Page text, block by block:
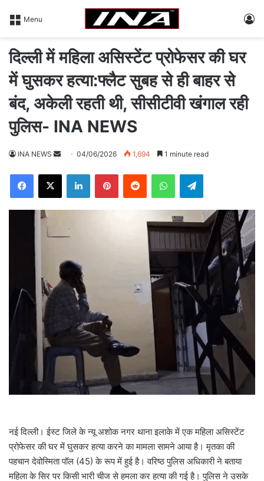
Menu
दिल्ली में महिला असिस्टेंट प्रोफेसर की घर
में घुसकर हत्या:फ्लैट सुबह से ही बाहर से
बंद, अकेली रहती थी, सीसीटीवी खंगाल रही
पुलिस- INA NEWS
INA NEWS
d
a
e
a
i
04/06/2026 1,694 1 minute read
नई दिल्ली। ईस्ट जिले के न्यू अशोक नगर थाना इलाके में एक महिला असिस्टेंट
प्रोफेसर की घर में घुसकर हत्या करने का मामला सामने आया है। मृतका की
पहचान देवोस्मिता पॉल (45) के रूप में हुई है। वरिष्ठ पुलिस अधिकारी ने बताया
महिला के सिर पर किसी भारी चीज से हमला कर हत्या की गई है। पुलिस ने उसके